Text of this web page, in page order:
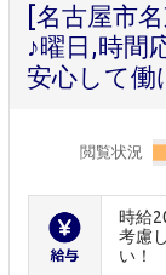
[名古屋市
♪曜日,時間
安心して
閲覧状況
時給
考慮
い！